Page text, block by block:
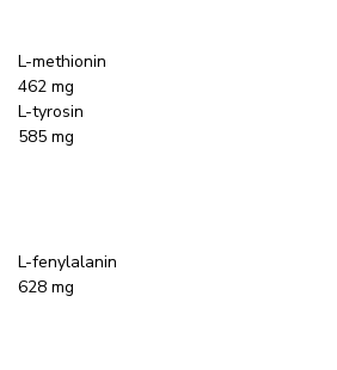
L-methionin
462 mg
L-tyrosin
585 mg
L-fenylalanin
628 mg